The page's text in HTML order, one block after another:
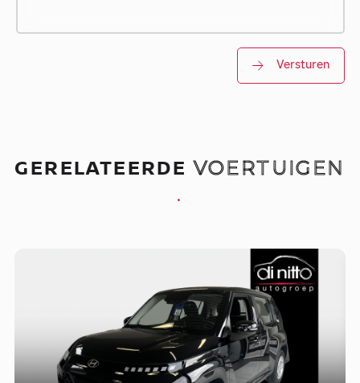
Versturen
GERELATEERDEVOERTUIGEN
.